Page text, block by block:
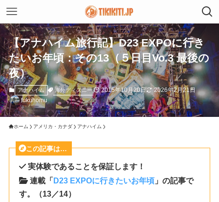
【アナハイム旅行記】D23 EXPOに行き
たいお年頃：その13（５日目Vo.3 最後の
夜）
アナハイム 海外ディズニー 2015年10月20日
2026年2月21日
fukuhomu
ホーム アメリカ・カナダ アナハイム
この記事は…
実体験であることを保証します！
連載「D23 EXPOに行きたいお年頃 」の記事で
す。（13／14）